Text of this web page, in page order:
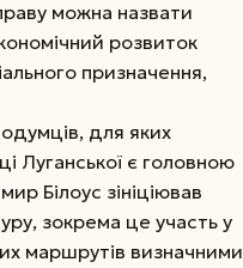
можна назвати
розвиток
призначення,
для яких
Луганської є головною
Білоус зініціював
зокрема це участь у
маршрутів визначними